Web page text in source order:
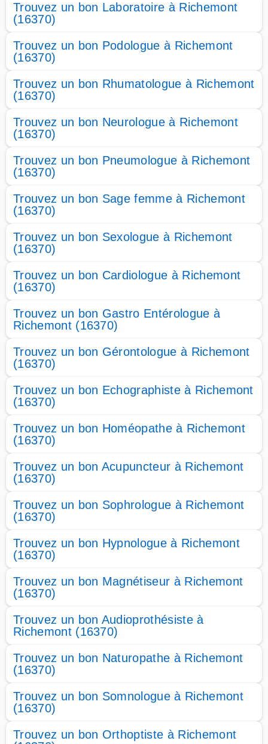
Trouvez un bon Laboratoire à Richemont
(16370)
Trouvez un bon Podologue à Richemont
(16370)
Trouvez un bon Rhumatologue à Richemont
(16370)
Trouvez un bon Neurologue à Richemont
(16370)
Trouvez un bon Pneumologue à Richemont
(16370)
Trouvez un bon Sage femme à Richemont
(16370)
Trouvez un bon Sexologue à Richemont
(16370)
Trouvez un bon Cardiologue à Richemont
(16370)
Trouvez un bon Gastro Entérologue à
Richemont (16370)
Trouvez un bon Gérontologue à Richemont
(16370)
Trouvez un bon Echographiste à Richemont
(16370)
Trouvez un bon Homéopathe à Richemont
(16370)
Trouvez un bon Acupuncteur à Richemont
(16370)
Trouvez un bon Sophrologue à Richemont
(16370)
Trouvez un bon Hypnologue à Richemont
(16370)
Trouvez un bon Magnétiseur à Richemont
(16370)
Trouvez un bon Audioprothésiste à
Richemont (16370)
Trouvez un bon Naturopathe à Richemont
(16370)
Trouvez un bon Somnologue à Richemont
(16370)
Trouvez un bon Orthoptiste à Richemont